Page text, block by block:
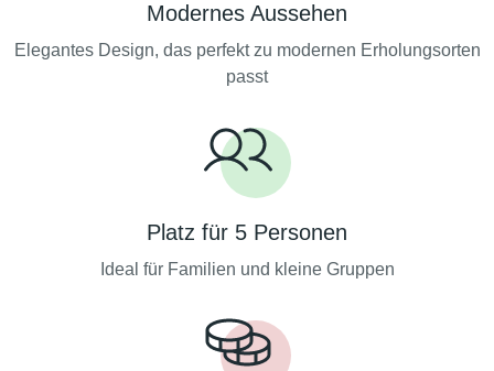
Modernes Aussehen
Elegantes Design, das perfekt zu modernen Erholungsorten
passt
Platz für 5 Personen
Ideal für Familien und kleine Gruppen